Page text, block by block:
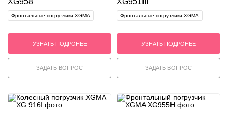
Фронтальные погрузчики XGMA
УЗНАТЬ ПОДРОНЕЕ
ЗАДАТЬ ВОПРОС
Фронтальные погрузчики XGMA
УЗНАТЬ ПОДРОНЕЕ
ЗАДАТЬ ВОПРОС